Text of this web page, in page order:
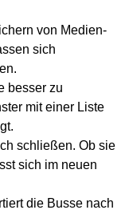
von Medien-
sich
besser zu
mit einer Liste
schließen. Ob sie
sich im neuen
die Busse nach